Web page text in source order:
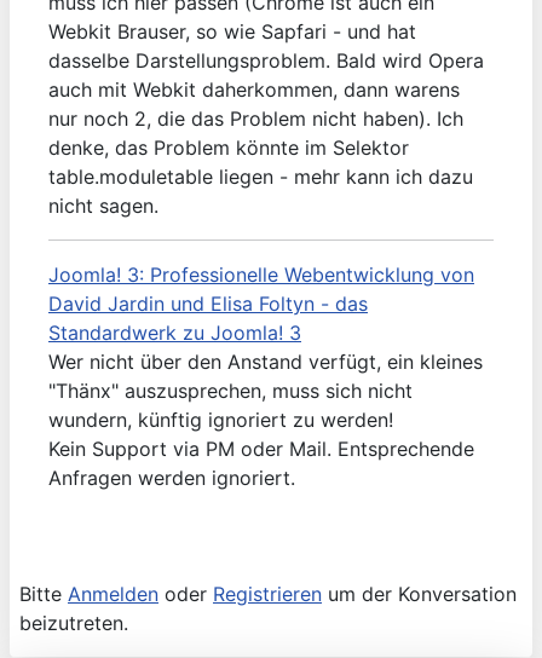
Webkit Brauser, so wie Sapfari - und hat
dasselbe Darstellungsproblem. Bald wird Opera
auch mit Webkit daherkommen, dann warens
nur noch 2, die das Problem nicht haben). Ich
denke, das Problem könnte im Selektor
table.moduletable liegen - mehr kann ich dazu
nicht sagen.
Joomla! 3: Professionelle Webentwicklung von
David Jardin und Elisa Foltyn - das
Standardwerk zu Joomla! 3
Wer nicht über den Anstand verfügt, ein kleines
"Thänx" auszusprechen, muss sich nicht
wundern, künftig ignoriert zu werden!
Kein Support via PM oder Mail. Entsprechende
Anfragen werden ignoriert.
Bitte Anmelden oder Registrieren um der Konversation
beizutreten.